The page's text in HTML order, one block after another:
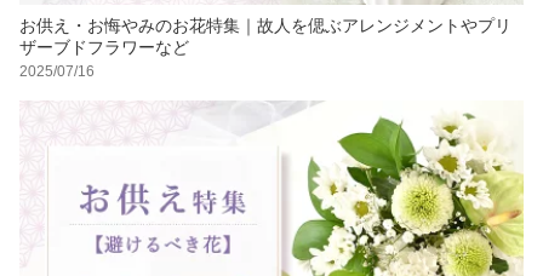
お供え・お悔やみのお花特集｜故人を偲ぶアレンジメントやプリ
ザーブドフラワーなど
2025/07/16